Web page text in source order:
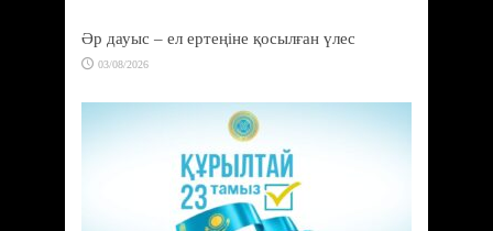
Әр дауыс – ел ертеңіне қосылған үлес
03/08/2026